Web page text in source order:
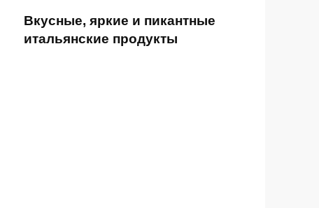
Вкусные, яркие и пикантные
итальянские продукты